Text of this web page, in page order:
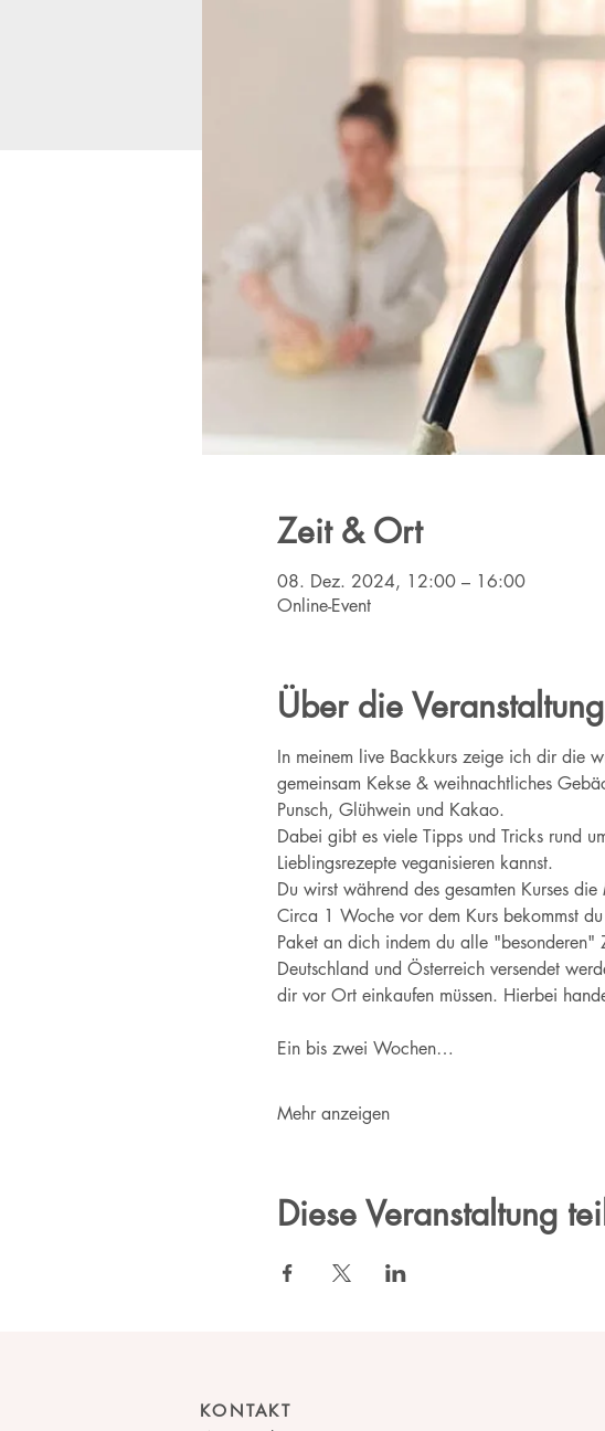
Zeit & Ort
08. Dez. 2024, 12:00 – 16:00
Online-Event
Über die Veranstaltung
In meinem live Backkurs zeige ich dir die
gemeinsam Kekse & weihnachtliches
Punsch, Glühwein und Kakao.
Dabei gibt es viele Tipps und Tricks rund
Lieblingsrezepte veganisieren kannst.
Du wirst während des gesamten Kurses
Circa 1 Woche vor dem Kurs bekommst
Paket an dich indem du alle "besonderen"
Deutschland und Österreich versendet
dir vor Ort einkaufen müssen. Hierbei
Ein bis zwei Wochen…
Mehr anzeigen
Diese Veranstaltung
KONTAKT